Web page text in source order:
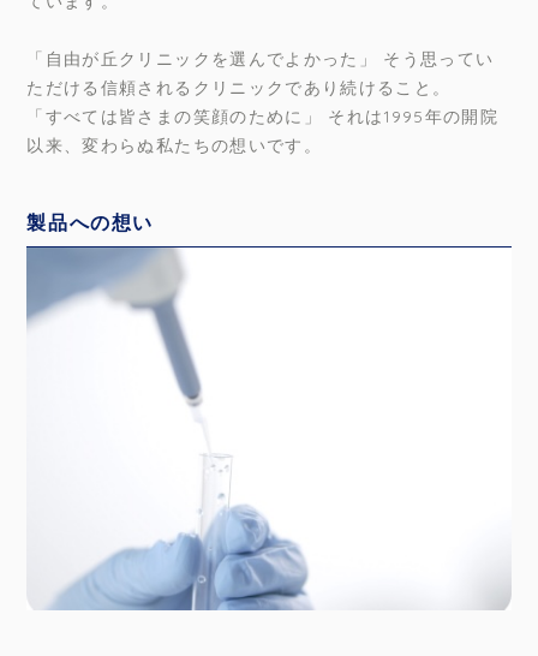
「自由が丘クリニックを選んでよかった」 そう思ってい
ただける信頼されるクリニックであり続けること。
「すべては皆さまの笑顔のために」 それは1995年の開院
以来、変わらぬ私たちの想いです。
製品への想い